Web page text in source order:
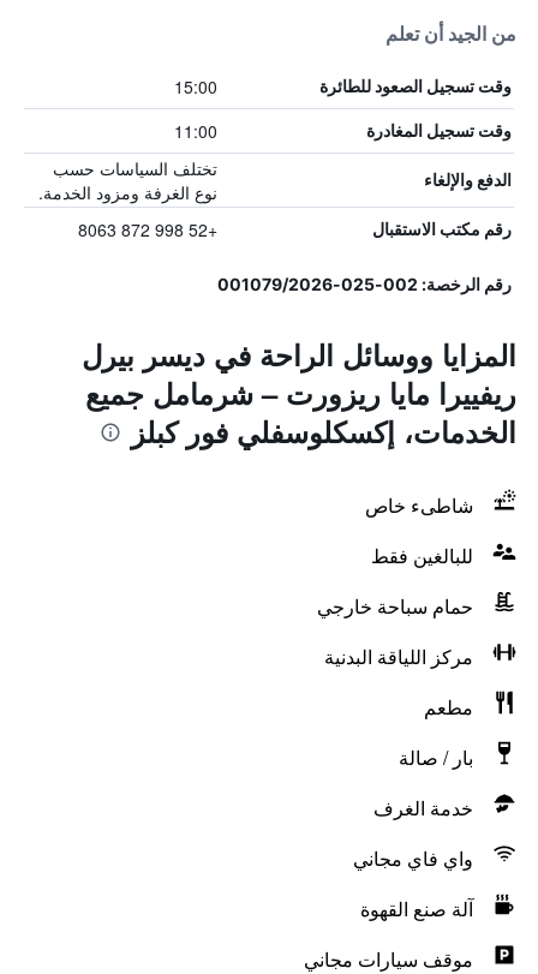
من الجيد أن تعلم
وقت تسجيل الصعود للطائرة 15:00
وقت تسجيل المغادرة 11:00
الدفع والإلغاء
تختلف السياسات حسب
نوع الغرفة ومزود الخدمة.
رقم مكتب الاستقبال +52 998 872 8063
رقم الرخصة: 002-025-001079/2026
المزايا ووسائل الراحة في ديسر بيرل
ريفييرا مايا ريزورت – شرمامل جميع
الخدمات، إكسكلوسفلي فور كبلز
شاطىء خاص
للبالغين فقط
حمام سباحة خارجي
مركز اللياقة البدنية
مطعم
بار / صالة
خدمة الغرف
واي فاي مجاني
آلة صنع القهوة
موقف سيارات مجاني